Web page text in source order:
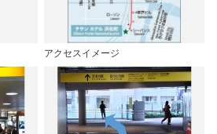
アクセスイメージ